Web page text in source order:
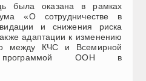
была оказана в рамках
«О сотрудничестве в
и снижения риска
адаптации к изменению
между КЧС и Всемирной
программой ООН в